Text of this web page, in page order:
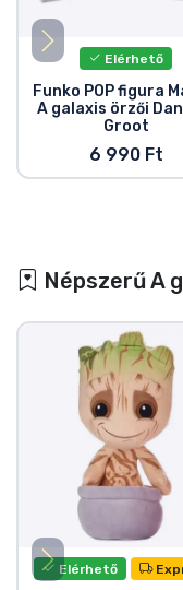
Elérhető
Funko POP figura
A galaxis örzői
Groot
6 990 Ft
Népszerű A
Elérhető